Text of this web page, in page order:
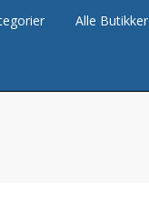
Alle Butikker